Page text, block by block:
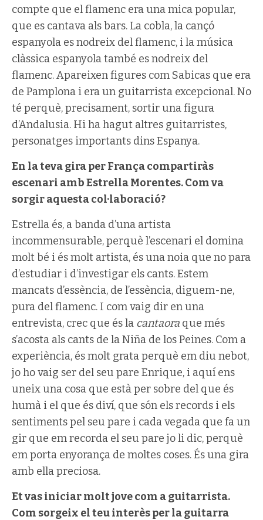
compte que el flamenc era una mica popular,
que es cantava als bars. La cobla, la cançó
espanyola es nodreix del flamenc, i la música
clàssica espanyola també es nodreix del
flamenc. Apareixen figures com Sabicas que era
de Pamplona i era un guitarrista excepcional. No
té perquè, precisament, sortir una figura
d’Andalusia. Hi ha hagut altres guitarristes,
personatges importants dins Espanya.
En la teva gira per França compartiràs
escenari amb Estrella Morentes. Com va
sorgir aquesta col·laboració?
Estrella és, a banda d’una artista
incommensurable, perquè l’escenari el domina
molt bé i és molt artista, és una noia que no para
d’estudiar i d’investigar els cants. Estem
mancats d’essència, de l’essència, diguem-ne,
pura del flamenc. I com vaig dir en una
entrevista, crec que és la cantaora que més
s’acosta als cants de la Niña de los Peines. Com a
experiència, és molt grata perquè em diu nebot,
jo ho vaig ser del seu pare Enrique, i aquí ens
uneix una cosa que està per sobre del que és
humà i el que és diví, que són els records i els
sentiments pel seu pare i cada vegada que fa un
gir que em recorda el seu pare jo li dic, perquè
em porta enyorança de moltes coses. És una gira
amb ella preciosa.
Et vas iniciar molt jove com a guitarrista.
Com sorgeix el teu interès per la guitarra